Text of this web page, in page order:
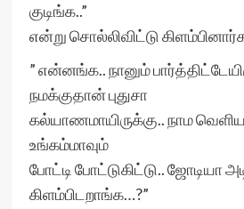
குடிங்க..”
என்று சொல்லிவிட்டு
” என்னங்க.. நானும்
நமக்குதான் புதுசா
கல்யாணமாயிருக்கு.. நாம வெளிய
உங்கம்மாவும்
போட்டி போட்டுகிட்டு.. ஜோடியா
கிளம்பிடறாங்க…?”